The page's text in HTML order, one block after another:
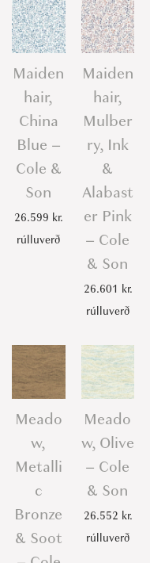
Maiden
hair,
China
Blue –
Cole &
Son
26.599 kr.
rúlluverð
Maiden
hair,
Mulber
ry, Ink
&
Alabast
er Pink
– Cole
& Son
26.601 kr.
rúlluverð
Meado
w,
Metalli
c
Bronze
& Soot
Meado
w, Olive
– Cole
& Son
26.552 kr.
rúlluverð